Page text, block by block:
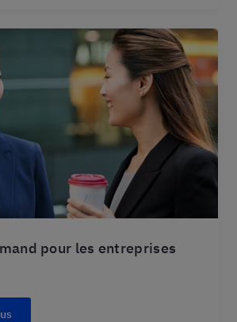
pour les entreprises